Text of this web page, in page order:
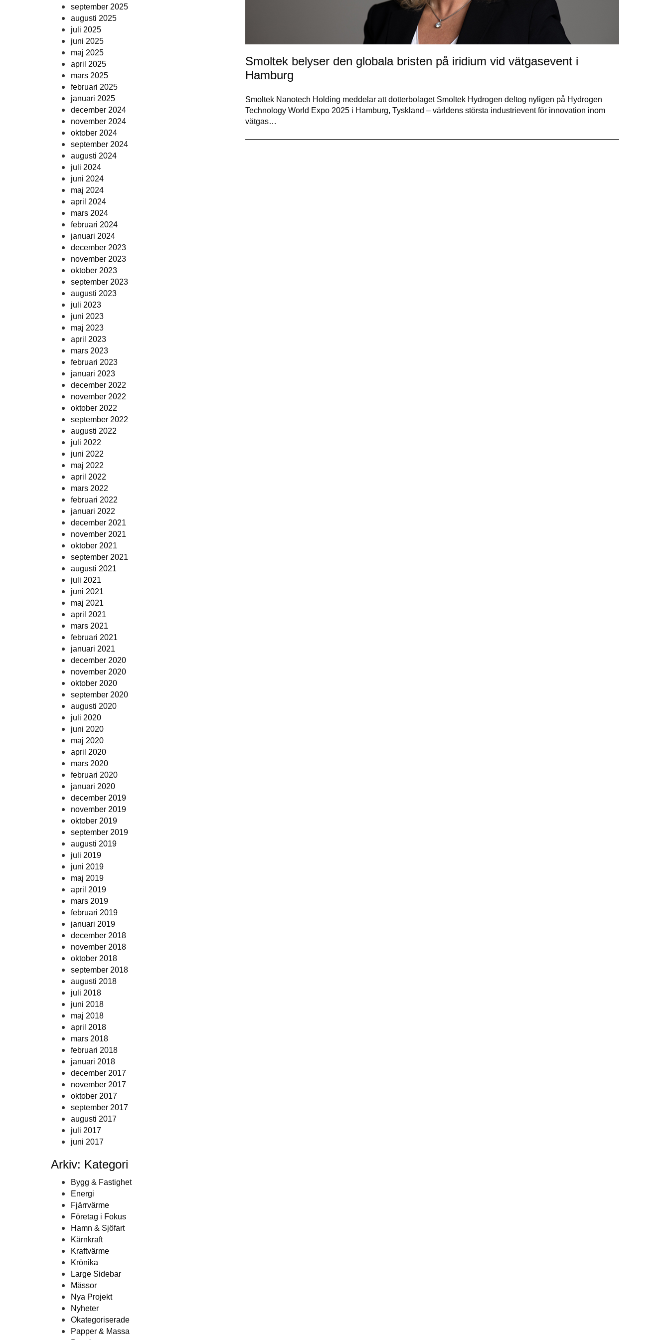
september 2025
augusti 2025
juli 2025
juni 2025
maj 2025
april 2025
mars 2025
februari 2025
januari 2025
december 2024
november 2024
oktober 2024
september 2024
augusti 2024
juli 2024
juni 2024
maj 2024
april 2024
mars 2024
februari 2024
januari 2024
december 2023
november 2023
oktober 2023
september 2023
augusti 2023
juli 2023
juni 2023
maj 2023
april 2023
mars 2023
februari 2023
januari 2023
december 2022
november 2022
oktober 2022
september 2022
augusti 2022
juli 2022
juni 2022
maj 2022
april 2022
mars 2022
februari 2022
januari 2022
december 2021
november 2021
oktober 2021
september 2021
augusti 2021
juli 2021
juni 2021
maj 2021
april 2021
mars 2021
februari 2021
januari 2021
december 2020
november 2020
oktober 2020
september 2020
augusti 2020
juli 2020
juni 2020
maj 2020
april 2020
mars 2020
februari 2020
januari 2020
december 2019
november 2019
oktober 2019
september 2019
augusti 2019
juli 2019
juni 2019
maj 2019
april 2019
mars 2019
februari 2019
januari 2019
december 2018
november 2018
oktober 2018
september 2018
augusti 2018
juli 2018
juni 2018
maj 2018
april 2018
mars 2018
februari 2018
januari 2018
december 2017
november 2017
oktober 2017
september 2017
augusti 2017
juli 2017
juni 2017
Arkiv: Kategori
Bygg & Fastighet
Energi
Fjärrvärme
Företag i Fokus
Hamn & Sjöfart
Kärnkraft
Kraftvärme
Krönika
Large Sidebar
Mässor
Nya Projekt
Nyheter
Okategoriserade
Papper & Massa
Smoltek belyser den globala bristen på iridium vid vätgasevent i
Hamburg
Smoltek Nanotech Holding meddelar att dotterbolaget Smoltek Hydrogen deltog nyligen på Hydrogen
Technology World Expo 2025 i Hamburg, Tyskland – världens största industrievent för innovation inom
vätgas…